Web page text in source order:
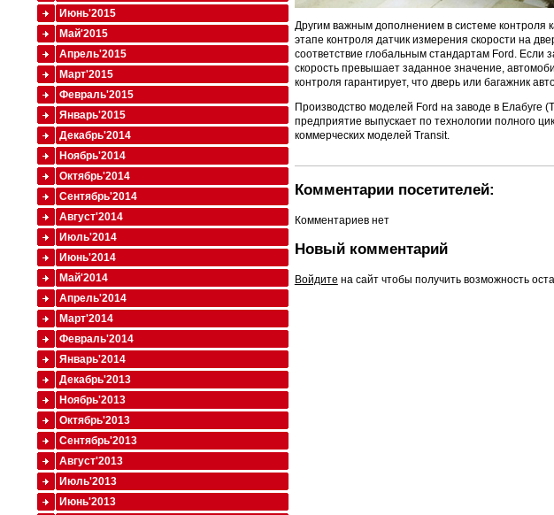
Другим важным дополнением в системе контроля
этапе контроля датчик измерения скорости на
соответствие глобальным стандартам Ford. Если
скорость превышает заданное значение,
контроля гарантирует, что дверь или багажник
Производство моделей Ford на заводе в Елабуге
предприятие выпускает по технологии полного
коммерческих моделей Transit.
Комментарии посетителей:
Комментариев нет
Новый комментарий
Войдите на сайт чтобы получить возможность
Июнь'2015
Май'2015
Апрель'2015
Март'2015
Февраль'2015
Январь'2015
Декабрь'2014
Ноябрь'2014
Октябрь'2014
Сентябрь'2014
Август'2014
Июль'2014
Июнь'2014
Май'2014
Апрель'2014
Март'2014
Февраль'2014
Январь'2014
Декабрь'2013
Ноябрь'2013
Октябрь'2013
Сентябрь'2013
Август'2013
Июль'2013
Июнь'2013